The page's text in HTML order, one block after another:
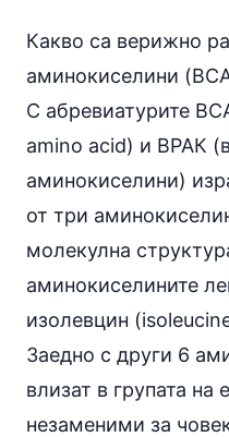
Какво са верижно
аминокиселини
С абревиатурите
amino acid) и ВРАК
аминокиселини)
от три
молекулна
аминокиселините
изолевцин
Заедно с други 6
влизат в групата на
незаменими за